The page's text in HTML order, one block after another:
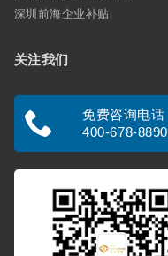
深圳前海企业补贴
关注我们
免费咨询电话
400-678-8890